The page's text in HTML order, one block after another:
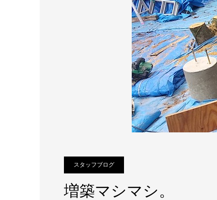
スタッフブログ
増築マシマシ。